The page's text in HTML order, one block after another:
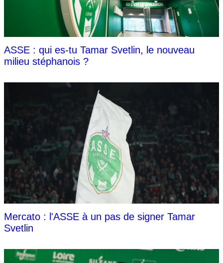
ASSE : qui es-tu Tamar Svetlin, le nouveau
milieu stéphanois ?
Mercato : l'ASSE à un pas de signer Tamar
Svetlin